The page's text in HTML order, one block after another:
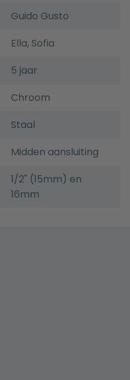
Guido Gusto
Ella, Sofia
5 jaar
Chroom
Staal
Midden aansluiting
1/2" (15mm) en
16mm